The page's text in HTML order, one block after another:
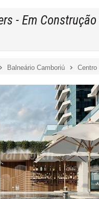
- Em Construção
Balneário Camboriú Centro